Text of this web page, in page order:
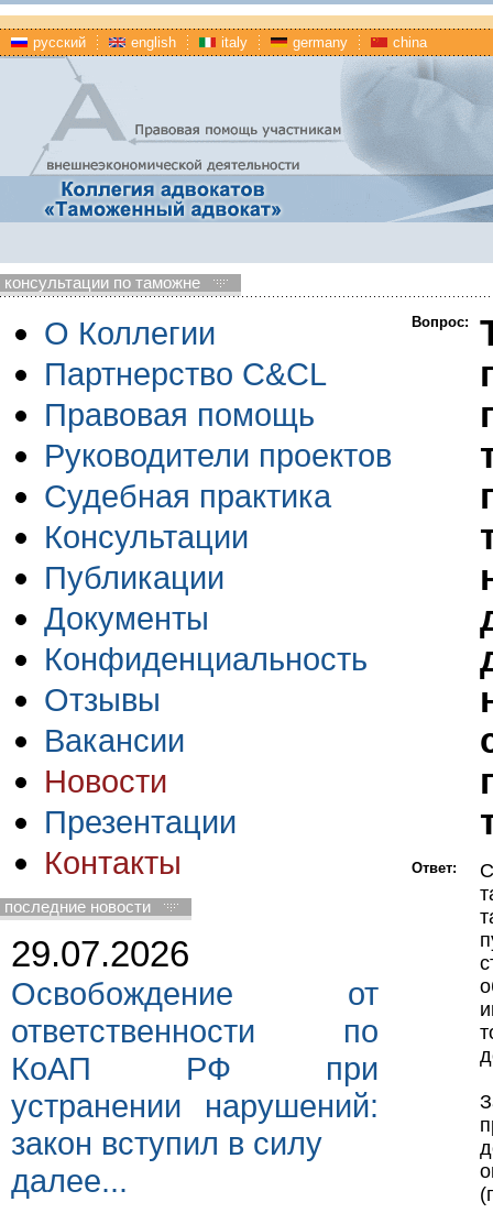
русский english italy germany china
консультации по таможне
О Коллегии
Партнерство C&CL
Правовая помощь
Руководители проектов
Судебная практика
Консультации
Публикации
Документы
Конфиденциальность
Отзывы
Вакансии
Новости
Презентации
Контакты
последние новости
29.07.2026
Освобождение от
ответственности по
КоАП РФ при
устранении нарушений:
закон вступил в силу
далее...
Вопрос:
Ответ: